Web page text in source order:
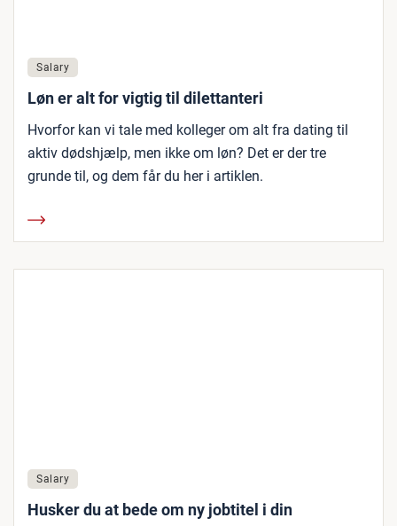
Salary
Løn er alt for vigtig til dilettanteri
Hvorfor kan vi tale med kolleger om alt fra dating til
aktiv dødshjælp, men ikke om løn? Det er der tre
grunde til, og dem får du her i artiklen.
Salary
Husker du at bede om ny jobtitel i din